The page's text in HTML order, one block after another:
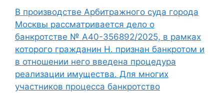
В производстве Арбитражного суда города
Москвы рассматривается дело о
банкротстве № А40-356892/2025, в рамках
которого гражданин Н. признан банкротом и
в отношении него введена процедура
реализации имущества. Для многих
участников процесса банкротство